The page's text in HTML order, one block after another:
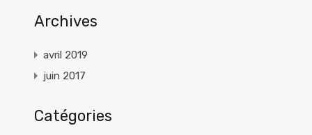
Archives
avril 2019
juin 2017
Catégories